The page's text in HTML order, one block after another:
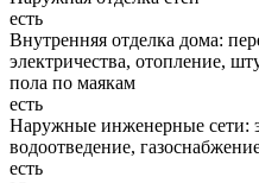
есть
Внутренняя отделка дома:
электричества, отопление,
пола по маякам
есть
Наружные инженерные сети:
водоотведение,
есть